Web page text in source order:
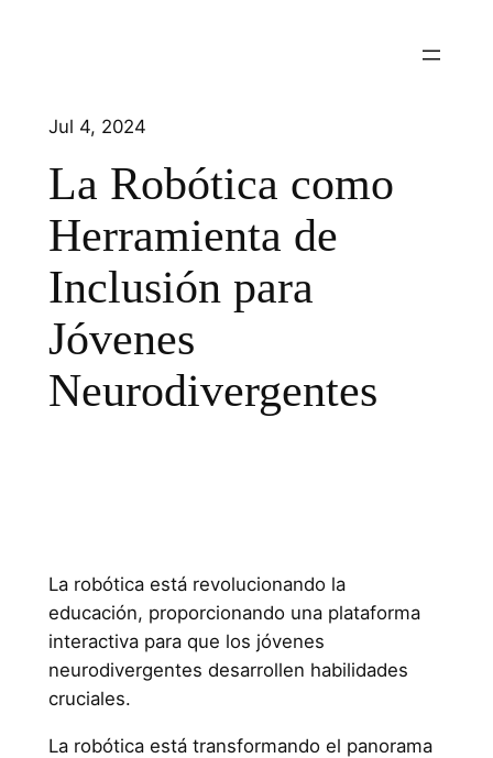
Jul 4, 2024
La Robótica como
Herramienta de
Inclusión para
Jóvenes
Neurodivergentes
La robótica está revolucionando la
educación, proporcionando una plataforma
interactiva para que los jóvenes
neurodivergentes desarrollen habilidades
cruciales.
La robótica está transformando el panorama